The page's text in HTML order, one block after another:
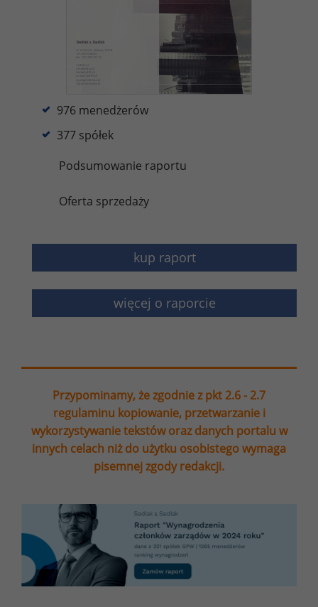
976 menedżerów
377 spółek
Podsumowanie raportu
Oferta sprzedaży
kup raport
więcej o raporcie
Przypominamy, że zgodnie z pkt 2.6 - 2.7
regulaminu kopiowanie, przetwarzanie i
wykorzystywanie tekstów oraz danych portalu w
innych celach niż do użytku osobistego wymaga
pisemnej zgody redakcji.